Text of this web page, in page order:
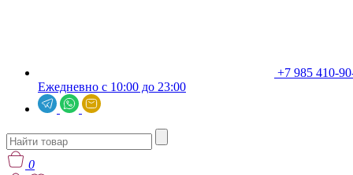
+7 985 410-
Ежедневно с 10:00 до 23:00
0